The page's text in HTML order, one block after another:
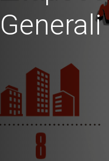
Generali